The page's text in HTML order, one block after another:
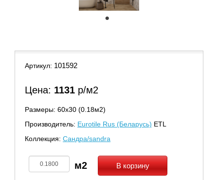
Артикул: 101592
Цена: 1131 р/м2
Размеры: 60х30 (0.18м2)
Производитель: Eurotile Rus (Беларусь) ETL
Коллекция: Сандра/sandra
В корзину